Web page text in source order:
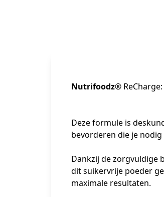
Nutrifoodz® ReCharge:
Deze formule is
bevorderen die je
Dankzij de zorgvuldige
dit suikervrije poeder
maximale resultaten.